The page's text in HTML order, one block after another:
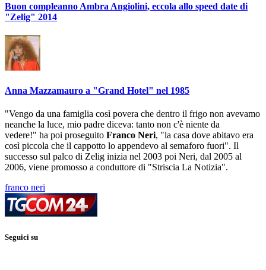
Buon compleanno Ambra Angiolini, eccola allo speed date di
"Zelig" 2014
Anna Mazzamauro a "Grand Hotel" nel 1985
"Vengo da una famiglia così povera che dentro il frigo non avevamo
neanche la luce, mio padre diceva: tanto non c'è niente da
vedere!" ha poi proseguito Franco Neri, "la casa dove abitavo era
così piccola che il cappotto lo appendevo al semaforo fuori". Il
successo sul palco di Zelig inizia nel 2003 poi Neri, dal 2005 al
2006, viene promosso a conduttore di "Striscia La Notizia".
franco neri
Seguici su